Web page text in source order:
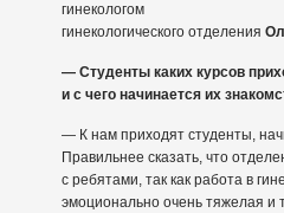
гинекологом
гинекологического отделения
— Студенты каких курсов
и с чего начинается их
— К нам приходят студенты,
Правильнее сказать, что
с ребятами, так как работа в
эмоционально очень тяжелая и